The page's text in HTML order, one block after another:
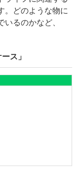
。どのような物に
るのかなど、
ス」